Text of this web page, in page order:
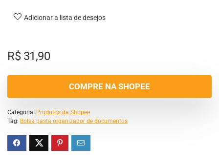
Adicionar a lista de desejos
R$31,90
COMPRE NA SHOPEE
Categoria: Produtos da Shopee
Tag: Bolsa pasta organizador de documentos